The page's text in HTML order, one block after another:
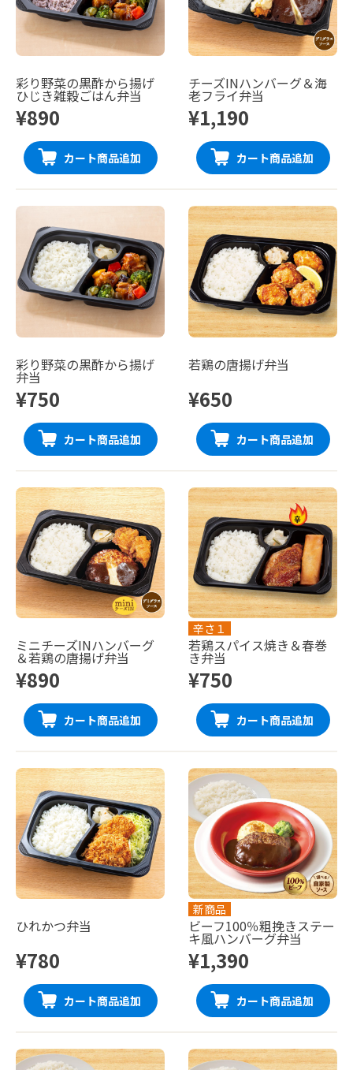
彩り野菜の黒酢から揚げ
ひじき雑穀ごはん弁当
¥890
カート商品追加
チーズINハンバーグ＆海
老フライ弁当
¥1,190
カート商品追加
彩り野菜の黒酢から揚げ
弁当
¥750
カート商品追加
若鶏の唐揚げ弁当
¥650
カート商品追加
ミニチーズINハンバーグ
＆若鶏の唐揚げ弁当
¥890
カート商品追加
辛さ１
若鶏スパイス焼き＆春巻
き弁当
¥750
カート商品追加
ひれかつ弁当
¥780
カート商品追加
新商品
ビーフ100％粗挽きステー
キ風ハンバーグ弁当
¥1,390
カート商品追加